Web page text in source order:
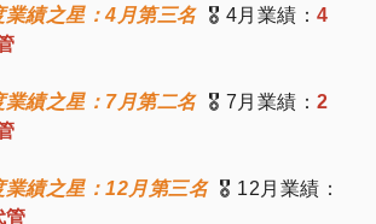
績之星：4月第三名 🎖️ 4月業績： 4
績之星：7月第二名 🎖️ 7月業績： 2
業績之星：12月第三名 🎖️ 12月業績：
管